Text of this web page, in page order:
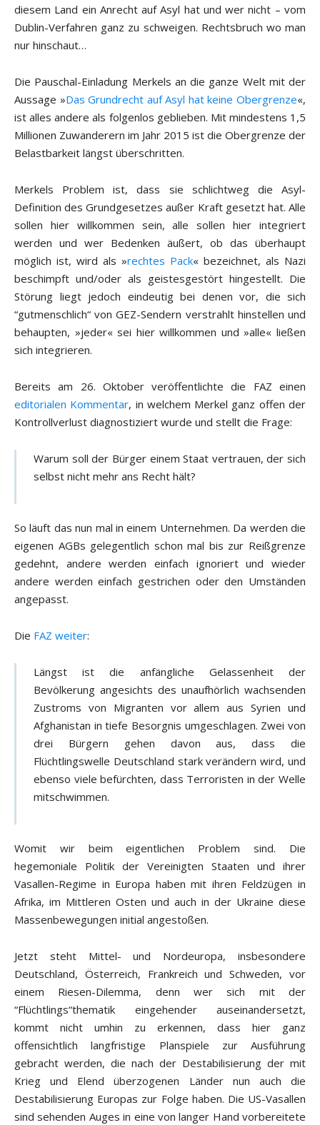
diesem Land ein Anrecht auf Asyl hat und wer nicht – vom
Dublin-Verfahren ganz zu schweigen. Rechtsbruch wo man
nur hinschaut…
Die Pauschal-Einladung Merkels an die ganze Welt mit der
Aussage »Das Grundrecht auf Asyl hat keine Obergrenze«,
ist alles andere als folgenlos geblieben. Mit mindestens 1,5
Millionen Zuwanderern im Jahr 2015 ist die Obergrenze der
Belastbarkeit längst überschritten.
Merkels Problem ist, dass sie schlichtweg die Asyl-
Definition des Grundgesetzes außer Kraft gesetzt hat. Alle
sollen hier willkommen sein, alle sollen hier integriert
werden und wer Bedenken äußert, ob das überhaupt
möglich ist, wird als »rechtes Pack« bezeichnet, als Nazi
beschimpft und/oder als geistesgestört hingestellt. Die
Störung liegt jedoch eindeutig bei denen vor, die sich
“gutmenschlich“ von GEZ-Sendern verstrahlt hinstellen und
behaupten, »jeder« sei hier willkommen und »alle« ließen
sich integrieren.
Bereits am 26. Oktober veröffentlichte die FAZ einen
editorialen Kommentar, in welchem Merkel ganz offen der
Kontrollverlust diagnostiziert wurde und stellt die Frage:
Warum soll der Bürger einem Staat vertrauen, der sich
selbst nicht mehr ans Recht hält?
So läuft das nun mal in einem Unternehmen. Da werden die
eigenen AGBs gelegentlich schon mal bis zur Reißgrenze
gedehnt, andere werden einfach ignoriert und wieder
andere werden einfach gestrichen oder den Umständen
angepasst.
Die FAZ weiter:
Längst ist die anfängliche Gelassenheit der
Bevölkerung angesichts des unaufhörlich wachsenden
Zustroms von Migranten vor allem aus Syrien und
Afghanistan in tiefe Besorgnis umgeschlagen. Zwei von
drei Bürgern gehen davon aus, dass die
Flüchtlingswelle Deutschland stark verändern wird, und
ebenso viele befürchten, dass Terroristen in der Welle
mitschwimmen.
Womit wir beim eigentlichen Problem sind. Die
hegemoniale Politik der Vereinigten Staaten und ihrer
Vasallen-Regime in Europa haben mit ihren Feldzügen in
Afrika, im Mittleren Osten und auch in der Ukraine diese
Massenbewegungen initial angestoßen.
Jetzt steht Mittel- und Nordeuropa, insbesondere
Deutschland, Österreich, Frankreich und Schweden, vor
einem Riesen-Dilemma, denn wer sich mit der
“Flüchtlings“thematik eingehender auseinandersetzt,
kommt nicht umhin zu erkennen, dass hier ganz
offensichtlich langfristige Planspiele zur Ausführung
gebracht werden, die nach der Destabilisierung der mit
Krieg und Elend überzogenen Länder nun auch die
Destabilisierung Europas zur Folge haben. Die US-Vasallen
sind sehenden Auges in eine von langer Hand vorbereitete